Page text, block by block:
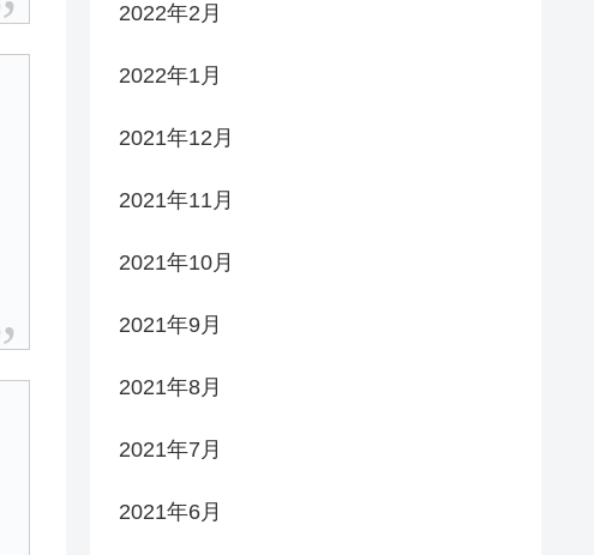
2022年2月
2022年1月
2021年12月
2021年11月
2021年10月
2021年9月
2021年8月
2021年7月
2021年6月